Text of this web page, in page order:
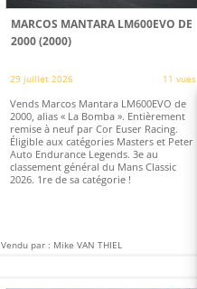
MARCOS MANTARA LM600EVO DE
2000 (2000)
29 juillet 2026 11 vues
Vends Marcos Mantara LM600EVO de
2000, alias « La Bomba ». Entièrement
remise à neuf par Cor Euser Racing.
Éligible aux catégories Masters et Peter
Auto Endurance Legends. 3e au
classement général du Mans Classic
2026. 1re de sa catégorie !
Vendu par : Mike VAN THIEL